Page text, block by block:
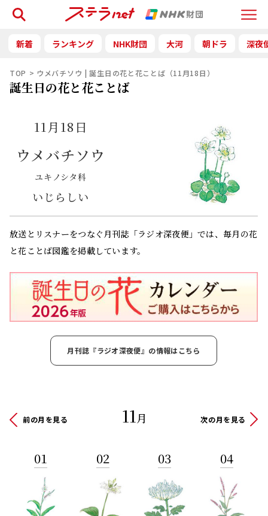
Menu
検索
新着 ランキング NHK財団 大河 朝ドラ 深夜
TOP ウメバチソウ | 誕生日の花と花ことば（11月18日）
誕生日の花と花ことば
11月18日
ウメバチソウ
ユキノシタ科
いじらしい
放送とリスナーをつなぐ月刊誌「ラジオ深夜便」では、毎月の花
と花ことば図鑑を掲載しています。
月刊誌『ラジオ深夜便』の情報はこちら
前の月を見る 11 月 次の月を見る
01 02 03 04